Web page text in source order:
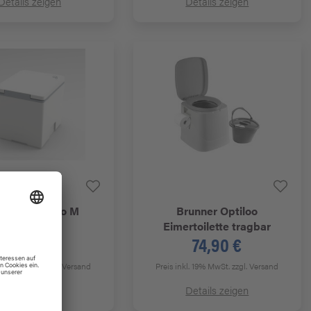
Evo M
MwSt. zzgl. Versand
Brunner Optiloo
Eimertoilette tragbar
74,90 €
Preis inkl. 19% MwSt.zzgl. Versand
Details zeigen